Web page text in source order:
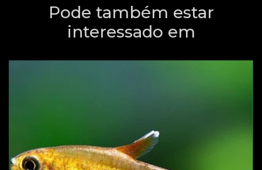
Pode também estar
interessado em